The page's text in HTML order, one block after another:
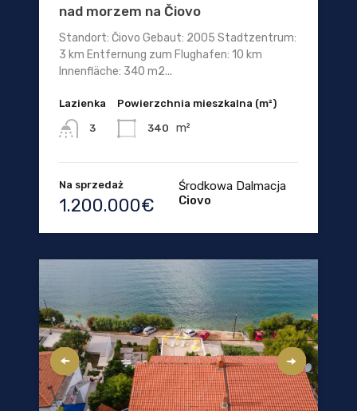
nad morzem na Čiovo
Standort: Čiovo Gebaut: 2005 Stadtzentrum:
3 km Entfernung zum Flughafen: 10 km
Innenfläche: 340 m2...
Lazienka
3
Powierzchnia mieszkalna (m²)
340 m²
Na sprzedaż
1.200.000€
Środkowa Dalmacja
Ciovo